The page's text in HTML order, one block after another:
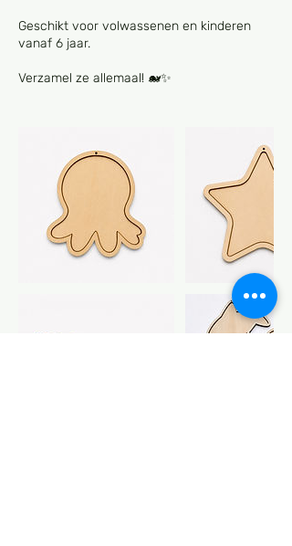
Geschikt voor volwassenen en kinderen
vanaf 6 jaar.
Verzamel ze allemaal! 🐋✨